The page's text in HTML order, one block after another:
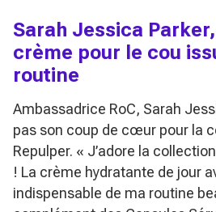
Sarah Jessica
crème pour le cou
routine
Ambassadrice RoC, Sarah
pas son coup de cœur pour la
Repulper. « J’adore la
! La crème hydratante de jour
indispensable de ma routine